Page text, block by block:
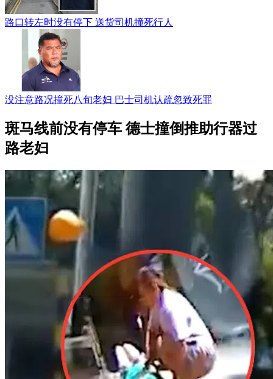
路口转左时没有停下 送货司机撞死行人
没注意路况撞死八旬老妇 巴士司机认疏忽致死罪
斑马线前没有停车 德士撞倒推助行器过
路老妇